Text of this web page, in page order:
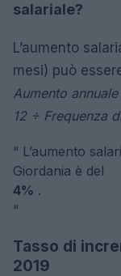
salariale?
L’aumento
mesi) può
Aumento
12 ÷ Frequenza
“ L’aumento
Giordania è del
4% .
“
Tasso di
2019